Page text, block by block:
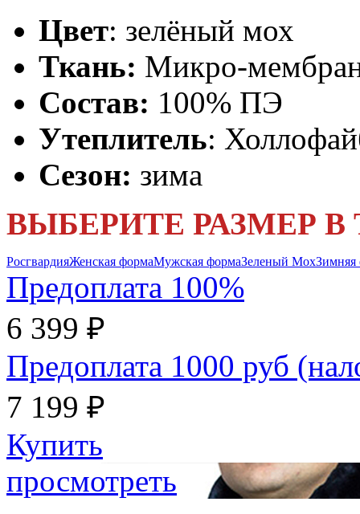
Цвет: зелёный мох
Ткань: Микро-
Состав: 100% ПЭ
Утеплитель:
Сезон: зима
ВЫБЕРИТЕ РАЗМЕР В
РосгвардияЖенская формаМужская формаЗеленый МохЗимняя
Предоплата 100%
6 399 ₽
Предоплата 1000 руб
7 199 ₽
Купить
просмотреть